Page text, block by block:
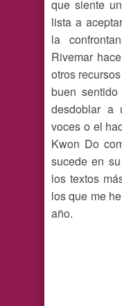
que siente
lista a
la
Rivemar
otros
buen
desdoblar a
voces o el
Kwon Do
sucede en
los textos
los que me
año.